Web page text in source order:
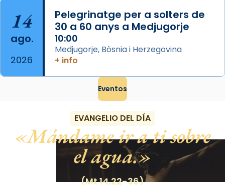
14
ago.
2026
Pelegrinatge per a solters de
30 a 60 anys a Medjugorje
10:00
Medjugorje, Bòsnia i Herzegovina
+ info
Eventos
EVANGELIO DEL DÍA
Mándame ir a ti sobre
el agua.
(Mt 14,22-36)